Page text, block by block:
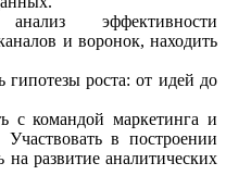
эффективности
и воронок, находить
гипотезы роста: от идей до
с командой маркетинга и
в построении
на развитие аналитических